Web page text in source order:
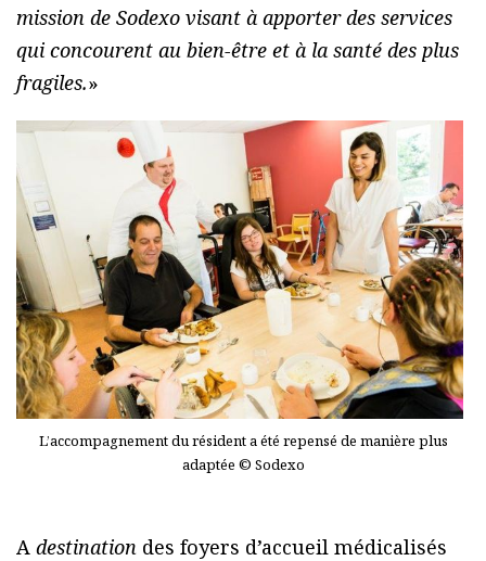
mission de Sodexo visant à apporter des services
qui concourent au bien-être et à la santé des plus
fragiles.»
L’accompagnement du résident a été repensé de manière plus
adaptée © Sodexo
A destination des foyers d’accueil médicalisés